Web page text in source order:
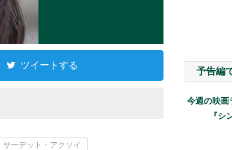
ツイートする
サーデット・アクソイ
予告編
今週の映画
『シ